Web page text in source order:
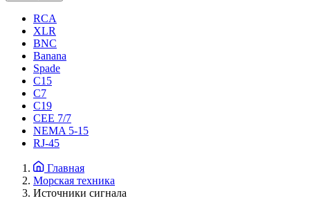
RCA
XLR
BNC
Banana
Spade
C15
С7
C19
CEE 7/7
NEMA 5-15
RJ-45
Главная
Морская техника
Источники сигнала